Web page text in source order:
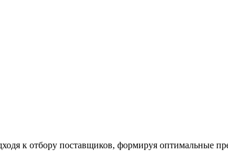
к отбору поставщиков, формируя оптимальные